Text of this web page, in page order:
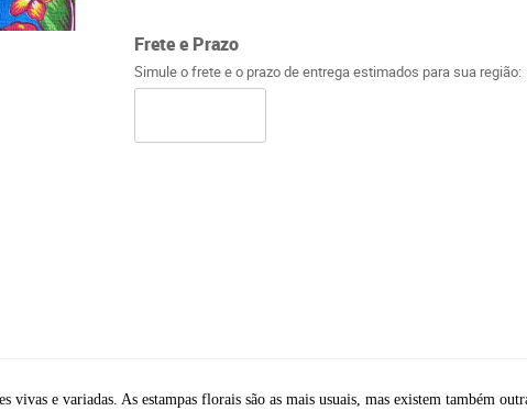
Frete e Prazo
Simule o frete e o prazo de entrega estimados para sua região:
e variadas. As estampas florais são as mais usuais, mas existem também